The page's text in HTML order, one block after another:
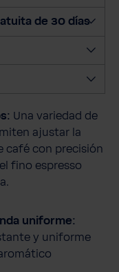
a
c
i
a
de 30 días
Una variedad de
ajustar la
café con precisión
fino espresso
uniforme:
y uniforme